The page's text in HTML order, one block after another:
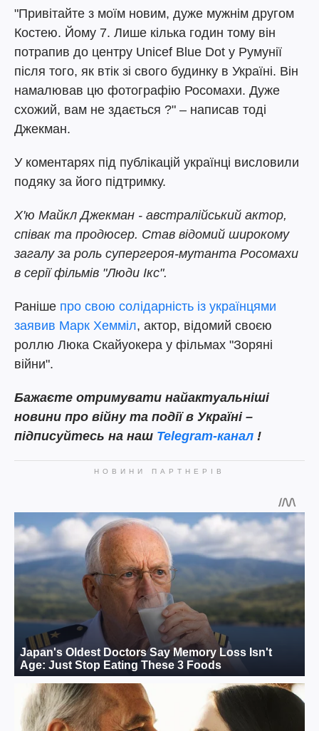
"Привітайте з моїм новим, дуже мужнім другом
Костею. Йому 7. Лише кілька годин тому він
потрапив до центру Unicef Blue Dot у Румунії
після того, як втік зі свого будинку в Україні. Він
намалював цю фотографію Росомахи. Дуже
схожий, вам не здається ?" – написав тоді
Джекман.
У коментарях під публікацій українці висловили
подяку за його підтримку.
Х'ю Майкл Джекман - австралійський актор,
співак та продюсер. Став відомий широкому
загалу за роль супергероя-мутанта Росомахи
в серії фільмів "Люди Ікс".
Раніше про свою солідарність із українцями
заявив Марк Хемміл, актор, відомий своєю
роллю Люка Скайуокера у фільмах "Зоряні
війни".
Бажаєте отримувати найактуальніші
новини про війну та події в Україні –
підписуйтесь на наш Telegram-канал !